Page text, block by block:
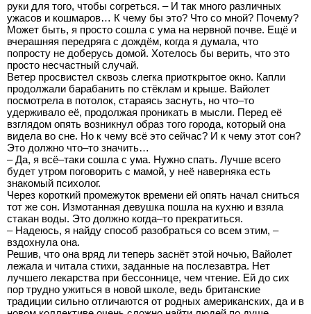
руки для того, чтобы согреться. – И так много различных
ужасов и кошмаров… К чему бы это? Что со мной? Почему?
Может быть, я просто сошла с ума на нервной почве. Ещё и
вчерашняя передряга с дождём, когда я думала, что
попросту не доберусь домой. Хотелось бы верить, что это
просто несчастный случай.
Ветер просвистел сквозь слегка приоткрытое окно. Капли
продолжали барабанить по стёклам и крыше. Вайолет
посмотрела в потолок, стараясь заснуть, но что–то
удерживало её, продолжая проникать в мысли. Перед её
взглядом опять возникнул образ того города, который она
видела во сне. Но к чему всё это сейчас? И к чему этот сон?
Это должно что–то значить…
– Да, я всё–таки сошла с ума. Нужно спать. Лучше всего
будет утром поговорить с мамой, у неё наверняка есть
знакомый психолог.
Через короткий промежуток времени ей опять начал сниться
тот же сон. Измотанная девушка пошла на кухню и взяла
стакан воды. Это должно когда–то прекратиться.
– Надеюсь, я найду способ разобраться со всем этим, –
вздохнула она.
Решив, что она вряд ли теперь заснёт этой ночью, Вайолет
лежала и читала стихи, заданные на послезавтра. Нет
лучшего лекарства при бессоннице, чем чтение. Ей до сих
пор трудно ужиться в новой школе, ведь британские
традиции сильно отличаются от родных американских, да и в